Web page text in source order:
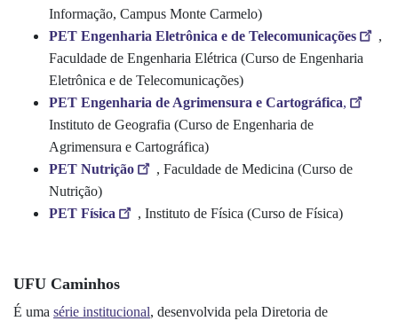
Informação, Campus Monte Carmelo)
PET Engenharia Eletrônica e de Telecomunicações
,
Faculdade de Engenharia Elétrica (Curso de Engenharia
Eletrônica e de Telecomunicações)
PET Engenharia de Agrimensura e Cartográfica,
Instituto de Geografia (Curso de Engenharia de
Agrimensura e Cartográfica)
PET Nutrição
, Faculdade de Medicina (Curso de
Nutrição)
PET Física
, Instituto de Física (Curso de Física)
UFU Caminhos
É uma série institucional, desenvolvida pela Diretoria de